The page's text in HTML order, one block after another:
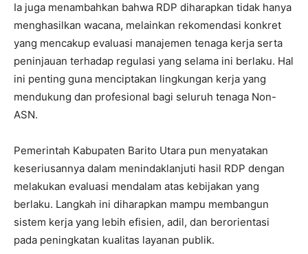
Ia juga menambahkan bahwa RDP diharapkan tidak hanya
menghasilkan wacana, melainkan rekomendasi konkret
yang mencakup evaluasi manajemen tenaga kerja serta
peninjauan terhadap regulasi yang selama ini berlaku. Hal
ini penting guna menciptakan lingkungan kerja yang
mendukung dan profesional bagi seluruh tenaga Non-
ASN.
Pemerintah Kabupaten Barito Utara pun menyatakan
keseriusannya dalam menindaklanjuti hasil RDP dengan
melakukan evaluasi mendalam atas kebijakan yang
berlaku. Langkah ini diharapkan mampu membangun
sistem kerja yang lebih efisien, adil, dan berorientasi
pada peningkatan kualitas layanan publik.